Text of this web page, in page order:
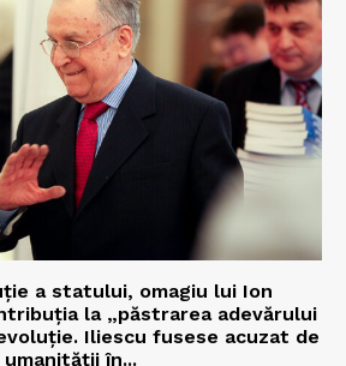
a statului, omagiu lui Ion
la „păstrarea adevărului
Iliescu fusese acuzat de
în...